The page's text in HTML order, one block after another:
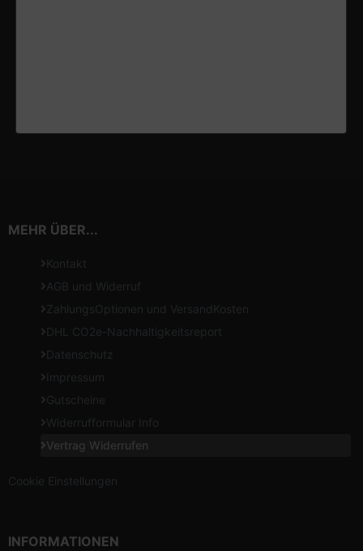
MEHR ÜBER...
Kontakt
AGB und Widerruf
ZahlungsOptionen und VersandKosten
DHL CO2e-Nachhaltigkeitsreport
Datenschutz
Impressum
Gutscheine
Widerrufformular Info
Vertrag Widerrufen
Cookie Einstellungen
INFORMATIONEN